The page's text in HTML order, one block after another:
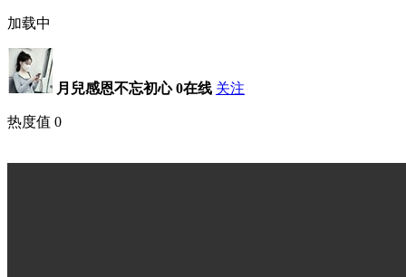
加载中
月兒感恩不忘初心 0在线 关注
热度值 0